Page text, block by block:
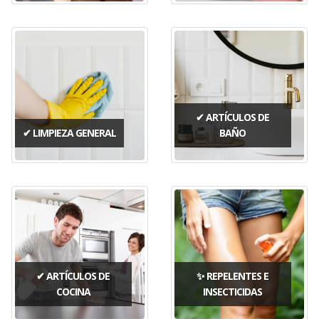
✔ LIMPIEZA GENERAL
✔ ARTÍCULOS DE
BAÑO
✔ ARTÍCULOS DE
COCINA
✨ REPELENTES E
INSECTICIDAS